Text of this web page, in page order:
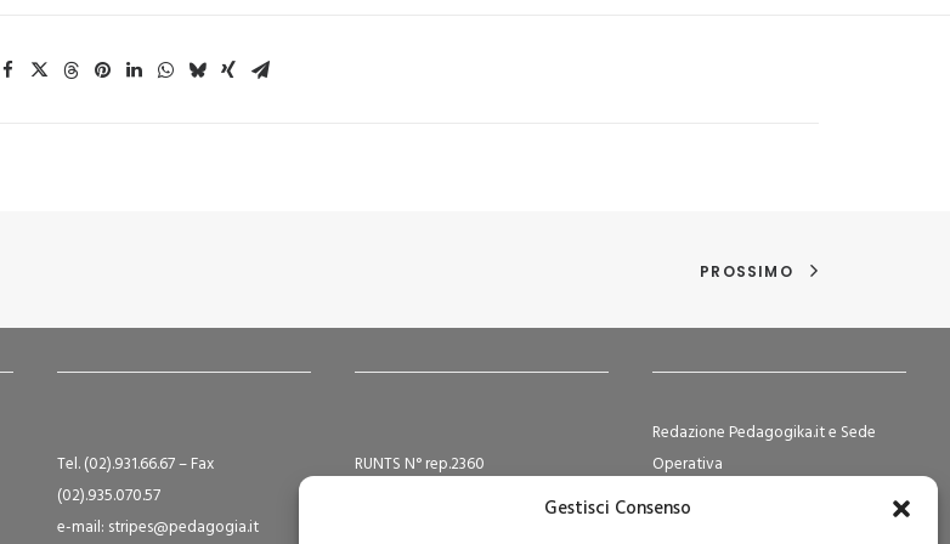
Gestisci Consenso
PROSSIMO
Tel. (02).931.66.67 – Fax
(02).935.070.57
e-mail: stripes@pedagogia.it
RUNTS N° rep.2360
Albo Società Cooperative N°
Redazione Pedagogika.it e Sede
Operativa
Via San Domenico Savio, 6 – 20017